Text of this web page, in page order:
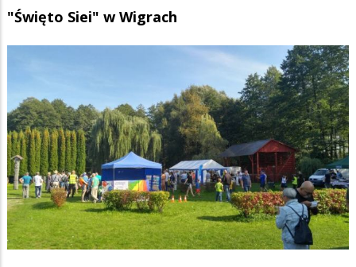
"Święto Siei" w Wigrach